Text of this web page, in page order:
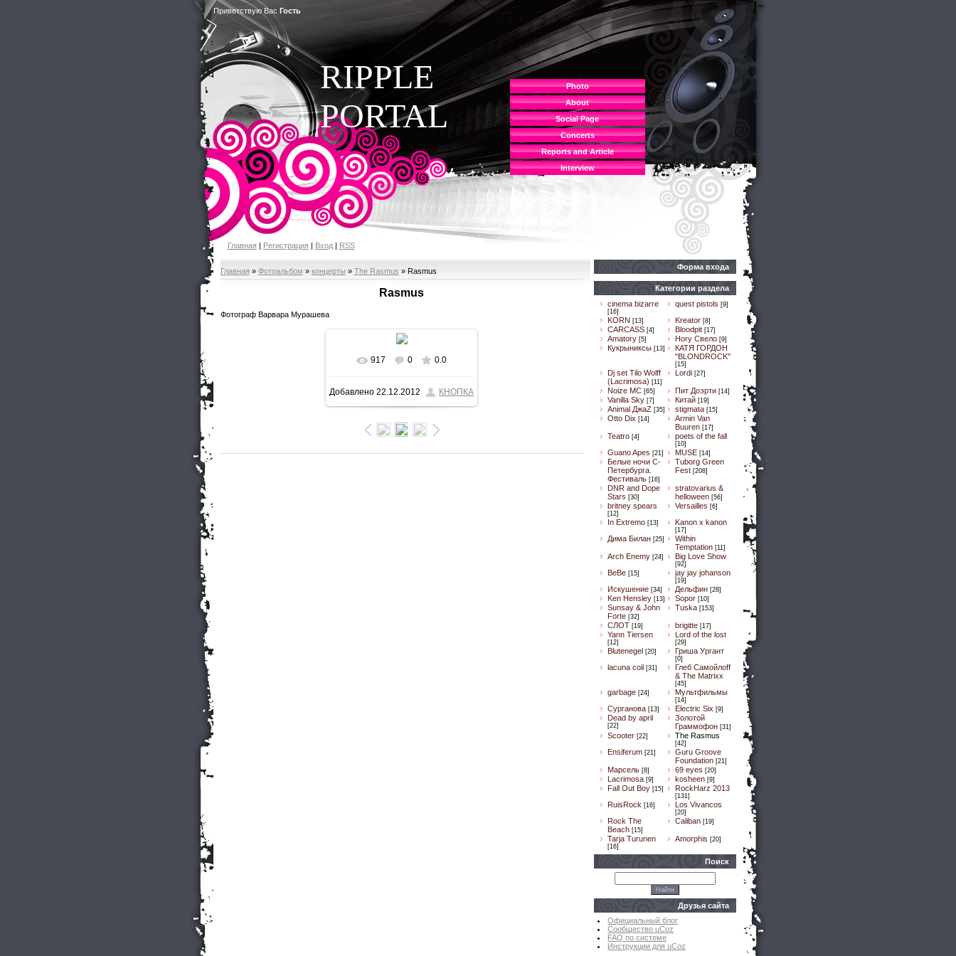
Приветствую Вас Гость
Photo
About
Social Page
Concerts
Reports and Article
Interview
RIPPLE
PORTAL
Главная| Регистрация| Вход| RSS
Главная » Фотоальбом » концерты » The Rasmus » Rasmus
Rasmus
Фотограф Варвара Мурашева
В реальном размере
800x533/ 134.9Kb
917 0 0.0
Добавлено 22.12.2012 КНОПКА
Форма входа
Категории раздела
cinema bizarre
[16]
quest pistols [9]
KORN [13] Kreator [8]
CARCASS [4] Bloodpit [17]
Amatory [5] Ногу Свело [9]
Кукрыниксы [13]
КАТЯ ГОРДОН
"BLONDROCK"
[15]
Dj set Tilo Wolff
(Lacrimosa) [11]
Lordi [27]
Noize MC [65] Пит Доэрти [14]
Vanilla Sky [7] Китай [19]
Animal ДжaZ [35] stigmata [15]
Otto Dix [14]
Armin Van
Buuren [17]
Teatro [4] poets of the fall
[10]
Guano Apes [21] MUSE [14]
Белые ночи С-
Петербурга.
Фестиваль [16]
Tuborg Green
Fest [208]
DNR and Dope
Stars [30]
stratovarius &
helloween [56]
britney spears
[12]
Versailles [6]
In Extremo [13] Kanon x kanon
[17]
Дима Билан [25]
Within
Temptation [11]
Arch Enemy [24] Big Love Show
[92]
BeBe [15] jay jay johanson
[19]
Искушение [34] Дельфин [28]
Ken Hensley [13] Sopor [10]
Sunsay & John
Forte [32]
Tuska [153]
CЛОТ [19] brigitte [17]
Yann Tiersen
[12]
Lord of the lost
[29]
Blutenegel [20] Гриша Ургант
[0]
lacuna coil [31]
Глеб Самойлоff
& The Matrixx
[45]
garbage [24] Мультфильмы
[14]
Сурганова [13] Electric Six [9]
Dead by april
[22]
Золотой
Граммофон [31]
Scooter [22] The Rasmus
[42]
Ensiferum [21]
Guru Groove
Foundation [21]
Марсель [8] 69 eyes [20]
Lacrimosa [9] kosheen [9]
Fall Out Boy [15] RockHarz 2013
[131]
RuisRock [16] Los Vivancos
[20]
Rock The
Beach [15]
Caliban [19]
Tarja Turunen
[16]
Amorphis [20]
Поиск
Друзья сайта
Официальный блог
Сообщество uCoz
FAQ по системе
Инструкции для uCoz